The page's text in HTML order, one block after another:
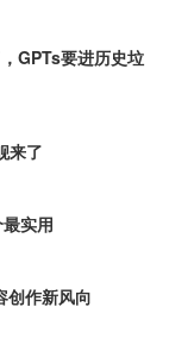
GPTs要进历史垃
来了
实用
创作新风向